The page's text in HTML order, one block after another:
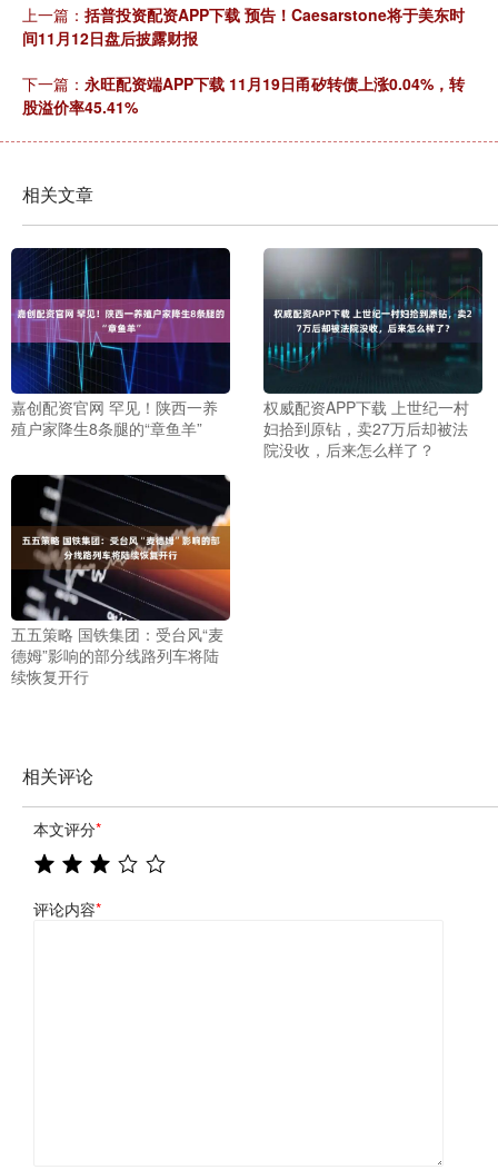
上一篇： 括普投资配资APP下载 预告！Caesarstone将于美东时
间11月12日盘后披露财报
下一篇： 永旺配资端APP下载 11月19日甬矽转债上涨0.04%，转
股溢价率45.41%
相关文章
嘉创配资官网 罕见！陕西一养
殖户家降生8条腿的“章鱼羊”
权威配资APP下载 上世纪一村
妇拾到原钻，卖27万后却被法
院没收，后来怎么样了？
五五策略 国铁集团：受台风“麦
德姆”影响的部分线路列车将陆
续恢复开行
相关评论
本文评分*
评论内容*